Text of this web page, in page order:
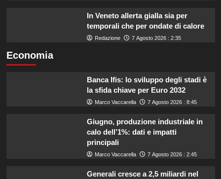
In Veneto allerta gialla sia per
temporali che per ondate di calore
Redazione 7 Agosto 2026 : 2:35
Economia
Banca Ifis: lo sviluppo degli stadi è
la sfida chiave per Euro 2032
Marco Vaccarella 7 Agosto 2026 : 8:45
Giugno, produzione industriale in
calo dell’1%: dati e impatti
principali
Marco Vaccarella 7 Agosto 2026 : 2:45
Generali cresce a 2,5 miliardi nel